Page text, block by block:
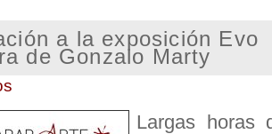
a la exposición Evo
de Gonzalo Marty
Largas horas